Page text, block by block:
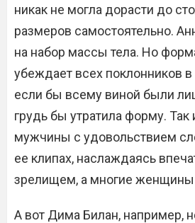
никак не могла дорасти до
размеров самостоятельно.
на набор массы тела. Но
убеждает всех поклонников
если бы всему виной были
грудь бы утратила форму. Так
мужчины с удовольствием
ее клипах, наслаждаясь
зрелищем, а многие женщины
А вот Дима Билан, например,